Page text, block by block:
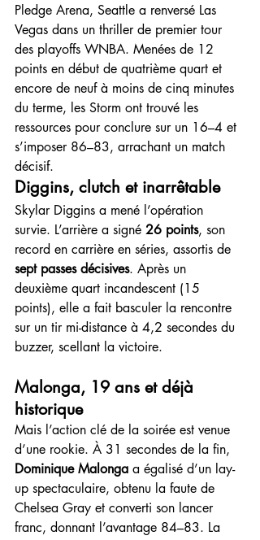
Pledge Arena, Seattle a renversé Las
Vegas dans un thriller de premier tour
des playoffs WNBA. Menées de 12
points en début de quatrième quart et
encore de neuf à moins de cinq minutes
du terme, les Storm ont trouvé les
ressources pour conclure sur un 16–4 et
s’imposer 86–83, arrachant un match
décisif.
Diggins, clutch et inarrêtable
Skylar Diggins a mené l’opération
survie. L’arrière a signé 26 points, son
record en carrière en séries, assortis de
sept passes décisives. Après un
deuxième quart incandescent (15
points), elle a fait basculer la rencontre
sur un tir mi-distance à 4,2 secondes du
buzzer, scellant la victoire.
Malonga, 19 ans et déjà
historique
Mais l’action clé de la soirée est venue
d’une rookie. À 31 secondes de la fin,
Dominique Malonga a égalisé d’un lay-
up spectaculaire, obtenu la faute de
Chelsea Gray et converti son lancer
franc, donnant l’avantage 84–83. La